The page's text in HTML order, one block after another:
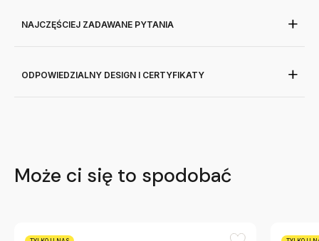
NAJCZĘŚCIEJ ZADAWANE PYTANIA
ODPOWIEDZIALNY DESIGN I CERTYFIKATY
Może ci się to spodobać